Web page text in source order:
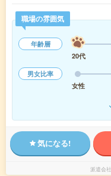
職場の雰囲気
年齢層
20代
男女比率
女性
気になる!
派遣会社